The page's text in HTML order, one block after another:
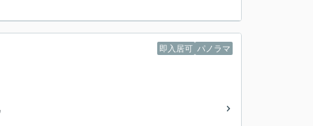
即入居可 パノラマ